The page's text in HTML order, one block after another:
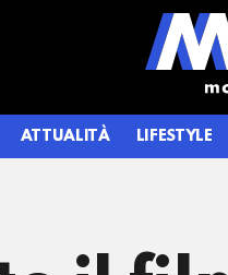
ATTUALITÀ LIFESTYLE